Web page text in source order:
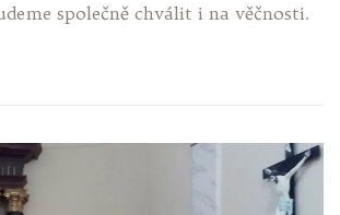
společně chválit i na věčnosti.